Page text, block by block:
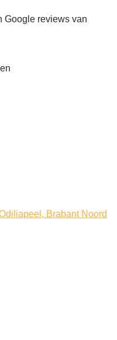
Google reviews van
Brabant Noord